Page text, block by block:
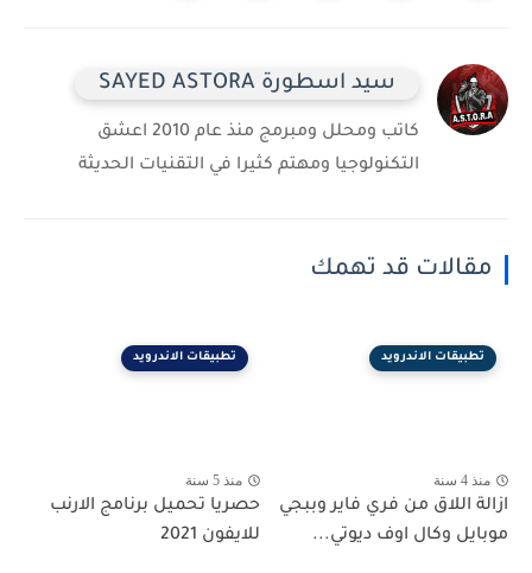
سيد اسطورة SAYED ASTORA
كاتب ومحلل ومبرمج منذ عام 2010 اعشق
التكنولوجيا ومهتم كثيرا في التقنيات الحديثة
مقالات قد تهمك
تطبيقات الاندرويد
منذ 4 سنة
ازالة اللاق من فري فاير وببجي
موبايل وكال اوف ديوتي...
تطبيقات الاندرويد
منذ 5 سنة
حصريا تحميل برنامج الارنب
للايفون 2021